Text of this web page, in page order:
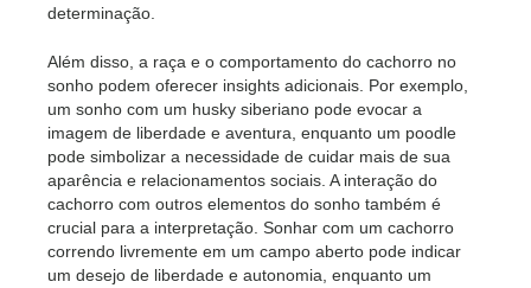
determinação.
Além disso, a raça e o comportamento do cachorro no
sonho podem oferecer insights adicionais. Por exemplo,
um sonho com um husky siberiano pode evocar a
imagem de liberdade e aventura, enquanto um poodle
pode simbolizar a necessidade de cuidar mais de sua
aparência e relacionamentos sociais. A interação do
cachorro com outros elementos do sonho também é
crucial para a interpretação. Sonhar com um cachorro
correndo livremente em um campo aberto pode indicar
um desejo de liberdade e autonomia, enquanto um